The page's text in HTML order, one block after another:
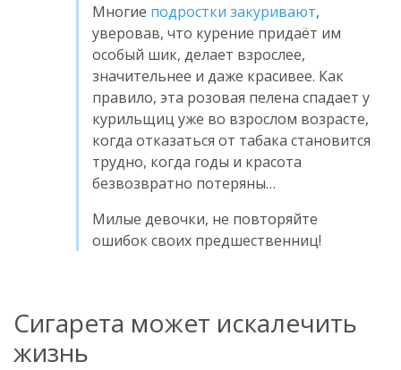
Многие подростки закуривают,
уверовав, что курение придаёт им
особый шик, делает взрослее,
значительнее и даже красивее. Как
правило, эта розовая пелена спадает у
курильщиц уже во взрослом возрасте,
когда отказаться от табака становится
трудно, когда годы и красота
безвозвратно потеряны…
Милые девочки, не повторяйте
ошибок своих предшественниц!
Сигарета может искалечить
жизнь